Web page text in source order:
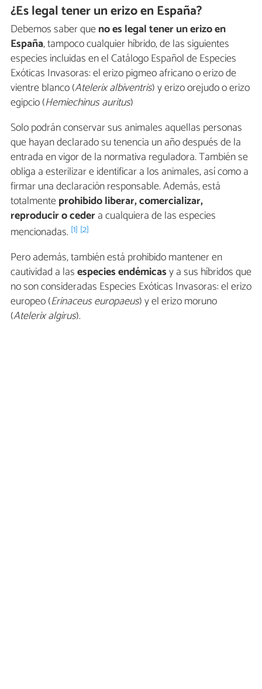
¿Es legal tener un erizo en España?
Debemos saber queno es legal tener un erizo en
España, tampoco cualquier híbrido, de las siguientes
especies incluidas en el Catálogo Español de Especies
Exóticas Invasoras: el erizo pigmeo africano o erizo de
vientre blanco (Atelerix albiventris) y erizo orejudo o erizo
egipcio (Hemiechinus auritus)
Solo podrán conservar sus animales aquellas personas
que hayan declarado su tenencia un año después de la
entrada en vigor de la normativa reguladora. También se
obliga a esterilizar e identificar a los animales, así como a
firmar una declaración responsable. Además, está
totalmenteprohibido liberar, comercializar,
reproducir o cedera cualquiera de las especies
mencionadas. [1] [2]
Pero además, también está prohibido mantener en
cautividad a lasespecies endémicasy a sus híbridos que
no son consideradas Especies Exóticas Invasoras: el erizo
europeo (Erinaceus europaeus) y el erizo moruno
(Atelerix algirus).